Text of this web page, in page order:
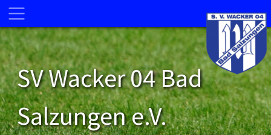
SV Wacker 04 Bad
Salzungen e.V.